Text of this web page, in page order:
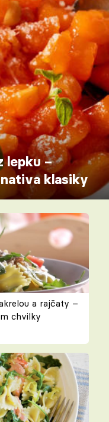
lepku –
klasiky
a rajčaty –
chvilky